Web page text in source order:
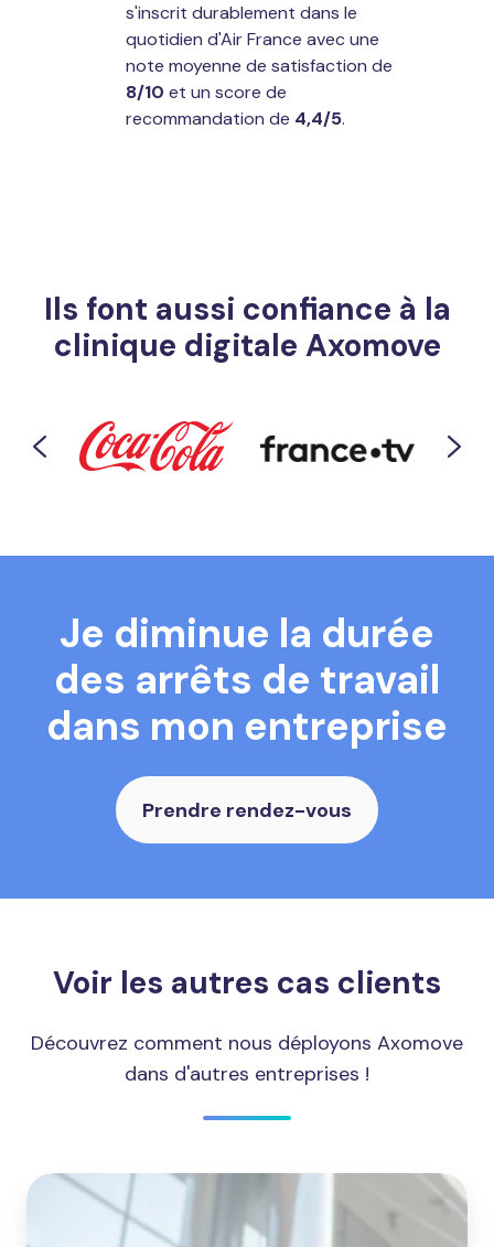
s'inscrit durablement dans le
quotidien d'Air France avec une
note moyenne de satisfaction de
8/10 et un score de
recommandation de 4,4/5.
Ils font aussi confiance à la
clinique digitale Axomove
Je diminue la durée
des arrêts de travail
dans mon entreprise
Prendre rendez-vous
Voir les autres cas clients
Découvrez comment nous déployons Axomove
dans d'autres entreprises !
France
Télévision